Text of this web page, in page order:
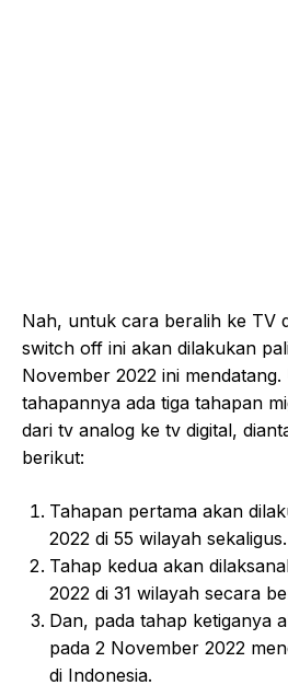
Nah, untuk cara beralih ke TV
switch off ini akan dilakukan
November 2022 ini
tahapannya ada tiga tahapan
dari tv analog ke tv digital,
berikut:
Tahapan pertama akan
2022 di 55 wilayah sekaligus.
Tahap kedua akan
2022 di 31 wilayah secara
Dan, pada tahap ketiganya
pada 2 November 2022
di Indonesia.